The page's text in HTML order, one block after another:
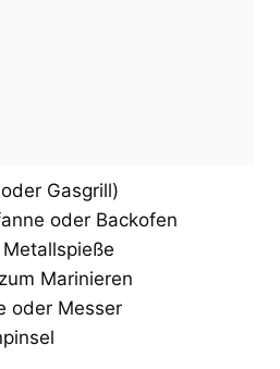
Gasgrill)
oder Backofen
Marinieren
oder Messer